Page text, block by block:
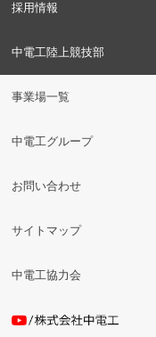
採用情報
中電工陸上競技部
事業場一覧
中電工グループ
お問い合わせ
サイトマップ
中電工協力会